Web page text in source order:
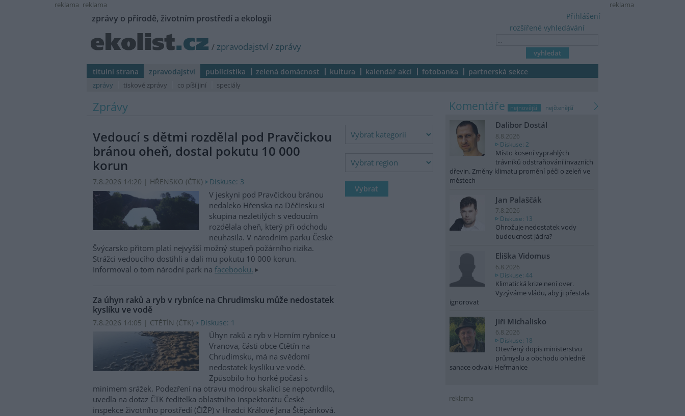
reklama
reklama reklama
zprávy o přírodě, životním prostředí a ekologii
/ zpravodajství/ zprávy
rozšířené vyhledávání
Přihlášení
titulní strana zpravodajství publicistika zelená domácnost kultura kalendář akcí fotobanka partnerská sekce
zprávy tiskové zprávy co píší jiní speciály
Zprávy
Vedoucí s dětmi rozdělal pod Pravčickou
bránou oheň, dostal pokutu 10 000
korun
7.8.2026 14:20 | HŘENSKO (ČTK) Diskuse: 3
V jeskyni pod Pravčickou bránou
nedaleko Hřenska na Děčínsku si
skupina nezletilých s vedoucím
rozdělala oheň, který při odchodu
neuhasila. V národním parku České
Švýcarsko přitom platí nejvyšší možný stupeň požárního rizika.
Strážci vedoucího dostihli a dali mu pokutu 10 000 korun.
Informoval o tom národní park na facebooku.
Za úhyn raků a ryb v rybníce na Chrudimsku může nedostatek
kyslíku ve vodě
7.8.2026 14:05 | CTĚTÍN (ČTK) Diskuse: 1
Úhyn raků a ryb v Horním rybníce u
Vranova, části obce Ctětín na
Chrudimsku, má na svědomí
nedostatek kyslíku ve vodě.
Způsobilo ho horké počasí s
minimem srážek. Podezření na otravu modrou skalicí se nepotvrdilo,
uvedla na dotaz ČTK ředitelka oblastního inspektorátu České
inspekce životního prostředí (ČIŽP) v Hradci Králové Jana Štěpánková.
komentáře nejnovější nejčtenější
Dalibor Dostál
8.8.2026
Diskuse: 2
Místo kosení vyprahlých
trávníků odstraňování invazních
dřevin. Změny klimatu promění péči o zeleň ve
městech
Jan Palaščák
7.8.2026
Diskuse: 13
Ohrožuje nedostatek vody
budoucnost jádra?
Eliška Vidomus
6.8.2026
Diskuse: 44
Klimatická krize není over.
Vyzýváme vládu, aby ji přestala
ignorovat
Jiří Michalisko
6.8.2026
Diskuse: 18
Otevřený dopis ministerstvu
průmyslu a obchodu ohledně
sanace odvalu Heřmanice
reklama